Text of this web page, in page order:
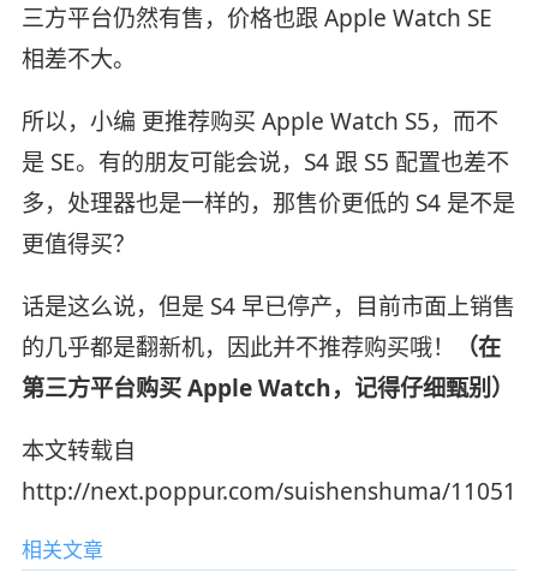
三方平台仍然有售，价格也跟 Apple Watch SE
相差不大。
所以，小编 更推荐购买 Apple Watch S5，而不
是 SE。有的朋友可能会说，S4 跟 S5 配置也差不
多，处理器也是一样的，那售价更低的 S4 是不是
更值得买？
话是这么说，但是 S4 早已停产，目前市面上销售
的几乎都是翻新机，因此并不推荐购买哦！
（在
第三方平台购买 Apple Watch，记得仔细甄别）
本文转载自
http://next.poppur.com/suishenshuma/
相关文章